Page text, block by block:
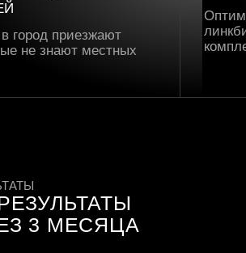
город приезжают
не знают местных
3 МЕСЯЦА